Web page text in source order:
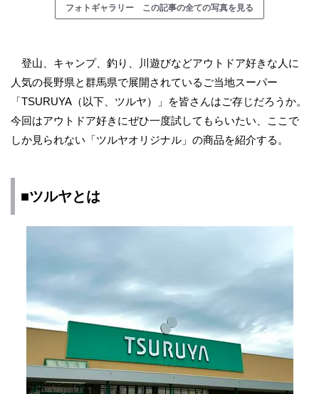
フォトギャラリー この記事の全ての写真を見る
登山、キャンプ、釣り、川遊びなどアウトドア好きな人に
人気の長野県と群馬県で展開されているご当地スーパー
「TSURUYA（以下、ツルヤ）」を皆さんはご存じだろうか。
今回はアウトドア好きにぜひ一度試してもらいたい、ここで
しか見られない「ツルヤオリジナル」の商品を紹介する。
■ツルヤとは